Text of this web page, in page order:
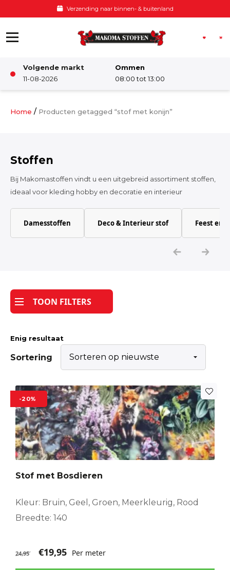
Verzending naar binnen- & buitenland
Volgende markt
11-08-2026
Ommen
08:00 tot 13:00
Damesstoffen
Katoen
Tijdpakker stof
Home / Producten getagged “stof met konijn”
Stoffen
Bij Makomastoffen vindt u een uitgebreid assortiment stoffen,
ideaal voor kleding hobby en decoratie en interieur
Damesstoffen Deco & Interieur stof Feest en
TOON FILTERS
Enig resultaat
Sortering
-20%
Stof met Bosdieren
Kleur: Bruin, Geel, Groen, Meerkleurig, Rood
Breedte: 140
24,95 €19,95 Per meter